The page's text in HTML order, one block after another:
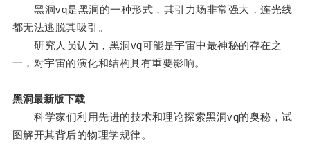
黑洞vq是黑洞的一种形式，其引力场非常强大，连光线
都无法逃脱其吸引。
研究人员认为，黑洞vq可能是宇宙中最神秘的存在之
一，对宇宙的演化和结构具有重要影响。
黑洞最新版下载
科学家们利用先进的技术和理论探索黑洞vq的奥秘，试
图解开其背后的物理学规律。